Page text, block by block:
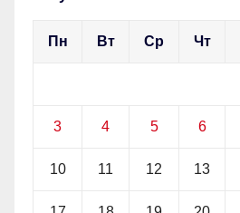
Пн Вт Ср Чт
3 4 5 6
10 11 12 13